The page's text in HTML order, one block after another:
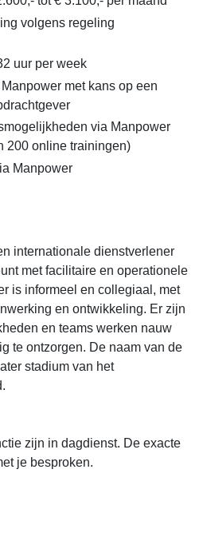
volgens regeling
uur per week
met kans op een
via Manpower
200 online trainingen)
Manpower
internationale dienstverlener
met facilitaire en operationele
is informeel en collegiaal, met
en ontwikkeling. Er zijn
en teams werken nauw
te ontzorgen. De naam van de
stadium van het
zijn in dagdienst. De exacte
je besproken.